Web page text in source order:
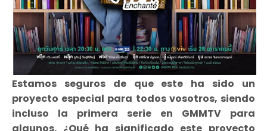
Estamos seguros de que este ha sido un
proyecto especial para todos vosotros, siendo
incluso la primera serie en GMMTV para